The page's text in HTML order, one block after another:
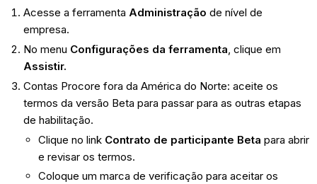
Acesse a ferramenta Administração de nível de
empresa.
No menu Configurações da ferramenta, clique em
Assistir.
Contas Procore fora da América do Norte: aceite os
termos da versão Beta para passar para as outras etapas
de habilitação.
Clique no link Contrato de participante Beta para abrir
e revisar os termos.
Coloque um marca de verificação para aceitar os